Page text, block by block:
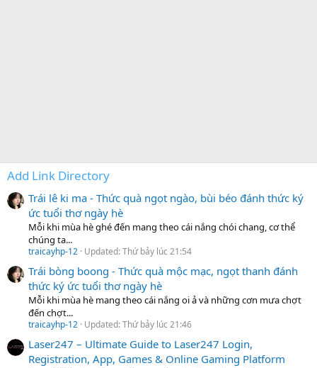
Add Link Directory
Trái lê ki ma - Thức quà ngọt ngào, bùi béo đánh thức ký
ức tuổi thơ ngày hè
Mỗi khi mùa hè ghé đến mang theo cái nắng chói chang, cơ thể
chúng ta...
traicayhp-12 Updated:Thứ bảy lúc 21:54
Trái bòng boong - Thức quà mộc mạc, ngọt thanh đánh
thức ký ức tuổi thơ ngày hè
Mỗi khi mùa hè mang theo cái nắng oi ả và những cơn mưa chợt
đến chợt...
traicayhp-12 Updated:Thứ bảy lúc 21:46
Laser247 – Ultimate Guide to Laser247 Login,
Registration, App, Games & Online Gaming Platform